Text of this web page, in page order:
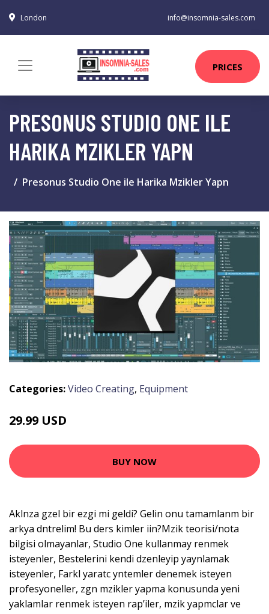
London info@insomnia-sales.com
PRICES
PRESONUS STUDIO ONE ILE
HARIKA MZIKLER YAPN
Presonus Studio One ile Harika Mzikler Yapn
Categories:Video Creating, Equipment
29.99 USD
BUY NOW
Aklnza gzel bir ezgi mi geldi? Gelin onu tamamlanm bir
arkya dntrelim! Bu ders kimler iin?Mzik teorisi/nota
bilgisi olmayanlar, Studio One kullanmay renmek
isteyenler, Bestelerini kendi dzenleyip yaynlamak
isteyenler, Farkl yaratc yntemler denemek isteyen
profesyoneller, zgn mzikler yapma konusunda yeni
yaklamlar renmek isteyen rap’iler, mzik yapmclar ve